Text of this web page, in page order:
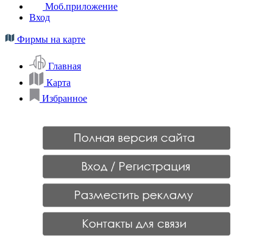
Моб.приложение
Вход
Фирмы на карте
Главная
Карта
Избранное